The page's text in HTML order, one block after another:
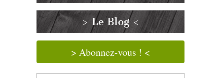
> Le Blog <
> Abonnez-vous ! <